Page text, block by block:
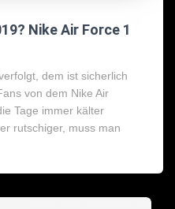
Nike Air Force 1
dem ist sicherlich
von dem Nike Air
Tage immer kälter
rutschiger, muss man